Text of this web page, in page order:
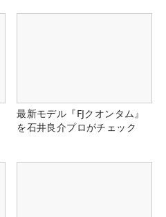
最新モデル『FJクオンタム』
を石井良介プロがチェック